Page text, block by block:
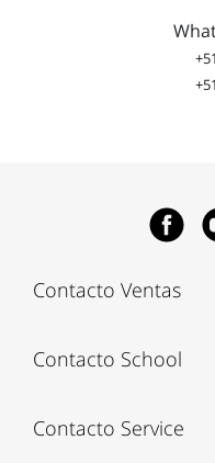
Contacto Ventas
Contacto School
Contacto Service